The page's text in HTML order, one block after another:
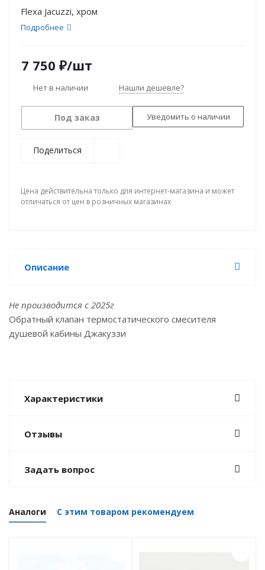
Flexa Jacuzzi, хром
Подробнее
7 750 ₽/шт
Нет в наличии Нашли дешевле?
Под заказ Уведомить о наличии
Поделиться
Цена действительна только для интернет-магазина и может
отличаться от цен в розничных магазинах
Описание
Не производится с 2025г
Обратный клапан термостатического смесителя
душевой кабины Джакуззи
Характеристики
Отзывы
Задать вопрос
Аналоги С этим товаром рекомендуем